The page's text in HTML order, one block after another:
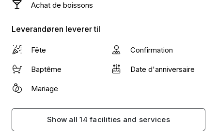
Achat de boissons
Leverandøren leverer til
Fête Confirmation
Baptême Date d'anniversaire
Mariage
Show all 14 facilities and services